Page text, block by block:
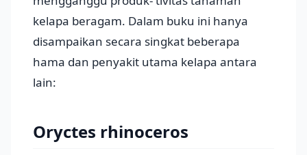
kelapa beragam. Dalam buku ini hanya
disampaikan secara singkat beberapa
hama dan penyakit utama kelapa antara
lain:
Oryctes rhinoceros